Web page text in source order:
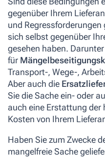
gegenüber Ihrem
und
sich selbst gegenüber
gesehen haben.
für
Transport-, Wege-,
Aber auch die
Sie die Sache ein- oder
auch eine Erstattung der
Kosten von Ihrem
Haben Sie zum Zwecke
mangelfreie Sache